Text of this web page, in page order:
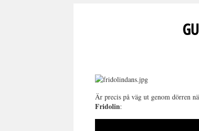
Är precis på väg ut genom dörren
Fridolin: